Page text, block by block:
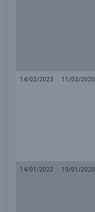
14/02/2023 11/02/2020
14/01/2022 10/01/2020